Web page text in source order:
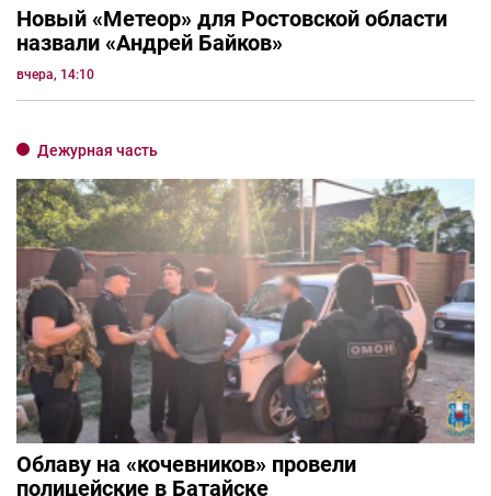
Новый «Метеор» для Ростовской области
назвали «Андрей Байков»
вчера, 14:10
Дежурная часть
Облаву на «кочевников» провели
полицейские в Батайске